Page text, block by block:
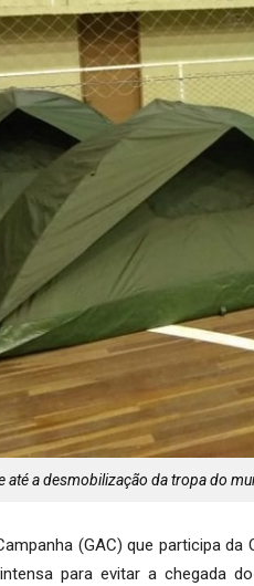
a desmobilização da tropa do
(GAC) que participa
para evitar a chegada